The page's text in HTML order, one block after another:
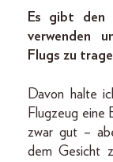
Es gibt den
verwenden
Flugs zu
Davon halte
Flugzeug eine
zwar gut –
dem Gesicht